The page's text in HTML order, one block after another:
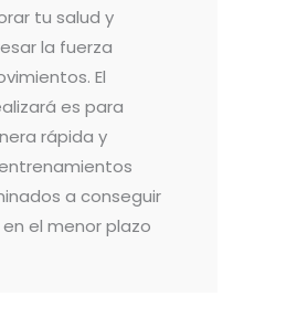
tu salud y
la fuerza
El
es para
rápida y
a conseguir
el menor plazo